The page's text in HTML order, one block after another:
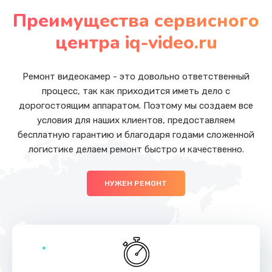
Заказать
от 1100 руб.
Заказать
Замена экрана
от 1145 руб.
Замена кнопки громкости
Ремонт микросхемы зарядки
Преимущества сервисного
центра iq-video.ru
Ремонт видеокамер - это довольно ответственный
процесс, так как приходится иметь дело с
дорогостоящим аппаратом. Поэтому мы создаем все
условия для наших клиентов, предоставляем
бесплатную гарантию и благодаря годами сложенной
логистике делаем ремонт быстро и качественно.
НУЖЕН РЕМОНТ